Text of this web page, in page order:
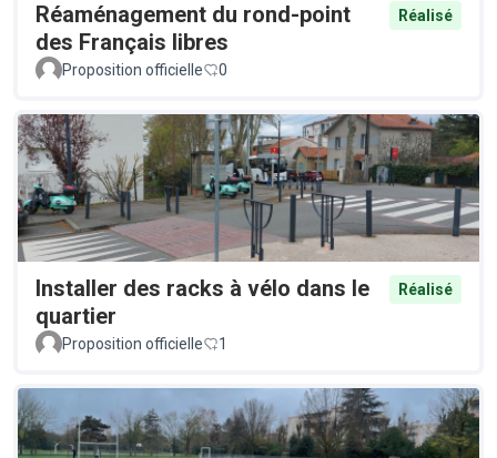
Réaménagement du rond-point
des Français libres
Réalisé
Proposition officielle 0
Installer des racks à vélo dans le
quartier
Réalisé
Proposition officielle 1